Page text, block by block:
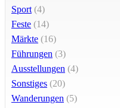
Sport (4)
Feste (14)
Märkte (16)
Führungen (3)
Ausstellungen (4)
Sonstiges (20)
Wanderungen (5)